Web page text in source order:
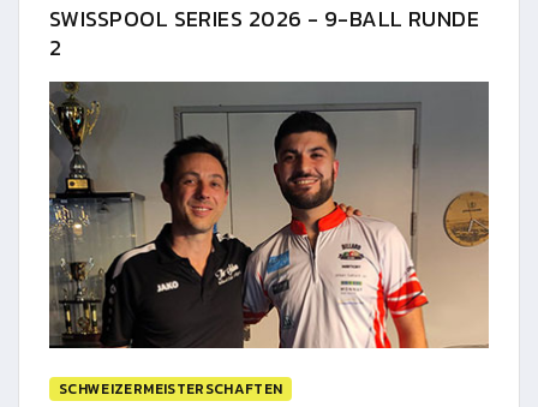
SWISSPOOL SERIES 2026 - 9-BALL RUNDE
2
SCHWEIZERMEISTERSCHAFTEN